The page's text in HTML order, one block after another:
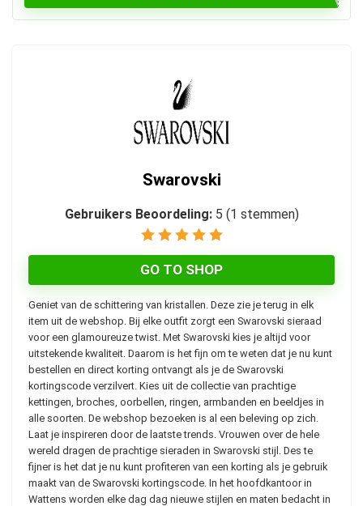
Swarovski
Gebruikers Beoordeling: 5 (1 stemmen)
GO TO SHOP
Geniet van de schittering van kristallen. Deze zie je terug in elk
item uit de webshop. Bij elke outfit zorgt een Swarovski sieraad
voor een glamoureuze twist. Met Swarovski kies je altijd voor
uitstekende kwaliteit. Daarom is het fijn om te weten dat je nu kunt
bestellen en direct korting ontvangt als je de Swarovski
kortingscode verzilvert. Kies uit de collectie van prachtige
kettingen, broches, oorbellen, ringen, armbanden en beeldjes in
alle soorten. De webshop bezoeken is al een beleving op zich.
Laat je inspireren door de laatste trends. Vrouwen over de hele
wereld dragen de prachtige sieraden in Swarovski stijl. Des te
fijner is het dat je nu kunt profiteren van een korting als je gebruik
maakt van de Swarovski kortingscode. In het hoofdkantoor in
Wattens worden elke dag dag nieuwe stijlen en maten bedacht in